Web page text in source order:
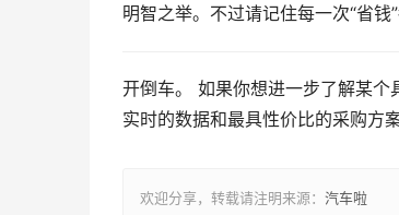
明智之举。不过请记住每一次“省
开倒车。 如果你想进一步了解某
实时的数据和最具性价比的采购方案
欢迎分享，转载请注明来源： 汽车啦